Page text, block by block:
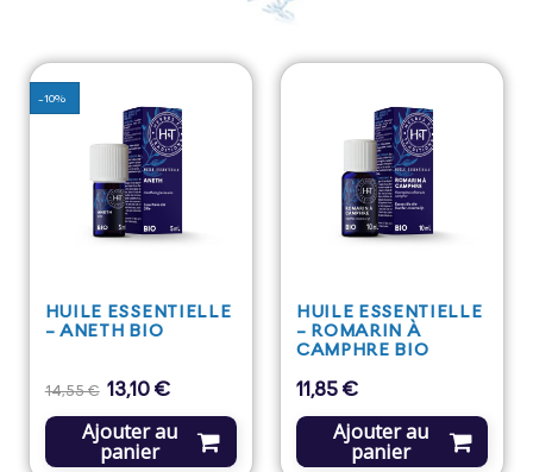
HUILE ESSENTIELLE
- ANETH BIO
Prix
base
14,55 € Prix
13,10 €
Ajouter au
panier
-10%
HUILE ESSENTIELLE
- ROMARIN À
CAMPHRE BIO
Prix
11,85 €
Ajouter au
panier